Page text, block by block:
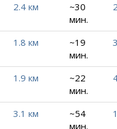
2.4 км
~30
мин.
1.8 км
~19
мин.
1.9 км
~22
мин.
3.1 км
~54
мин.